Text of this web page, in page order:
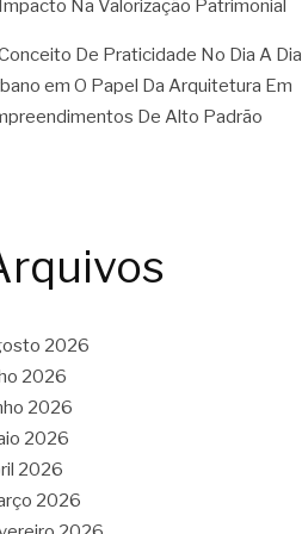
Na Valorização Patrimonial
De Praticidade No Dia A Dia
em O Papel Da Arquitetura Em
De Alto Padrão
2026
2026
2026
2026
2026
2026